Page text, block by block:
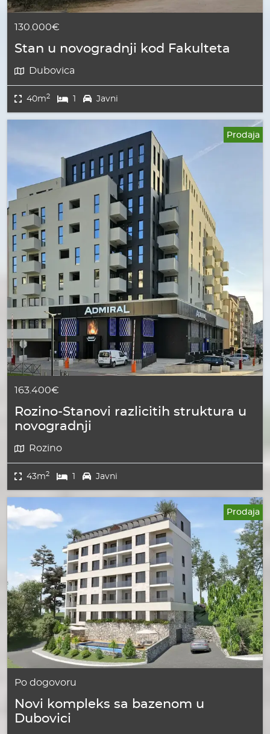
130.000€
Stan u novogradnji kod Fakulteta
Dubovica
40m2 1 Javni
Prodaja
163.400€
Rozino-Stanovi razlicitih struktura u
novogradnji
Rozino
43m2 1 Javni
Prodaja
Po dogovoru
Novi kompleks sa bazenom u
Dubovici